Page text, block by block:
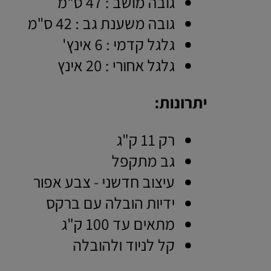
גובה משענת גב : 42 ס"מ
גלגל קדמי : 6 אינץ'
גלגל אחורי : 20 אינץ
יתרונות:
רק 11 ק"ג
גב מתקפל
עיצוב חדשני - צבע אפור
ידיות הובלה עם ברקס
מתאים עד 100 ק"ג
קל לניוד ולהובלה